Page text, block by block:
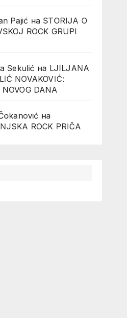
Pajić на STORIJA O
ROCK GRUPI
Sekulić на LJILJANA
NOVAKOVIĆ:
DANA
на
ROCK PRIČA